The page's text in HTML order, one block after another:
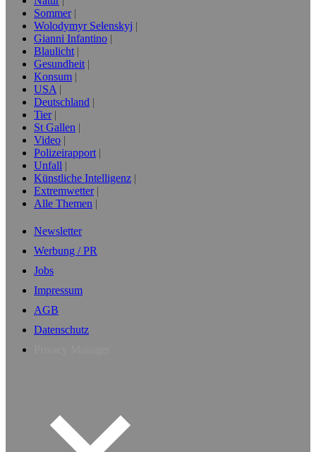
Sommer
Wolodymyr Selenskyj
Gianni Infantino
Blaulicht
Gesundheit
Konsum
USA
Deutschland
Tier
St Gallen
Video
Polizeirapport
Unfall
Künstliche Intelligenz
Extremwetter
Alle Themen
Newsletter
Werbung / PR
Jobs
Impressum
AGB
Datenschutz